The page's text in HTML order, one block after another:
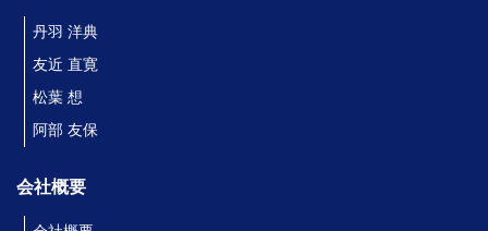
丹羽 洋典
友近 直寛
松葉 想
阿部 友保
会社概要